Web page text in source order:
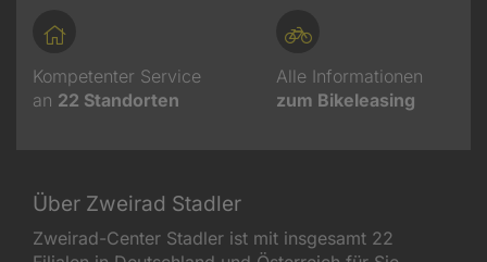
Kompetenter Service
an 22 Standorten
Alle Informationen
zum Bikeleasing
Über Zweirad Stadler
Zweirad-Center Stadler ist mit insgesamt 22